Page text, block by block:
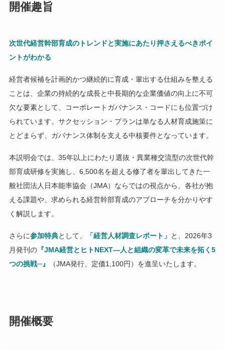
開催趣旨
次世代経営幹部育成のトレンドと実施にあたり押さえるべきポイ
ントがわかる
経営者候補を計画的かつ継続的に育成・輩出する仕組みを整える
ことは、企業の持続的な成長と中長期的な企業価値の向上に不可
欠な要素として、コーポレートガバナンス・コードにも位置づけ
られています。サクセッション・プランは単なる人材育成施策に
とどまらず、ガバナンス体制を支える中核要件となっています。
本説明会では、35年以上にわたり選抜・異業種交流型の次世代幹
部育成研修を実施し、6,500名を超える修了者を輩出してきた一
般社団法人日本能率協会（JMA）ならではの視点から、各社が抱
える課題や、求められる経営幹部育成のアプローチを分かりやす
く解説します。
さらに参加特典として、 「経営人材調査レポート」 と、2026年3
月発刊の『JMA経営とヒトNEXT―人と組織の変革で未来を拓く5
つの挑戦─』
（JMA発行、定価1,100円）を進呈いたします。
開催概要